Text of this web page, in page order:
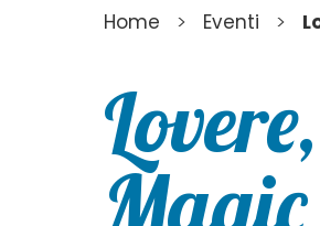
Home > Eventi >